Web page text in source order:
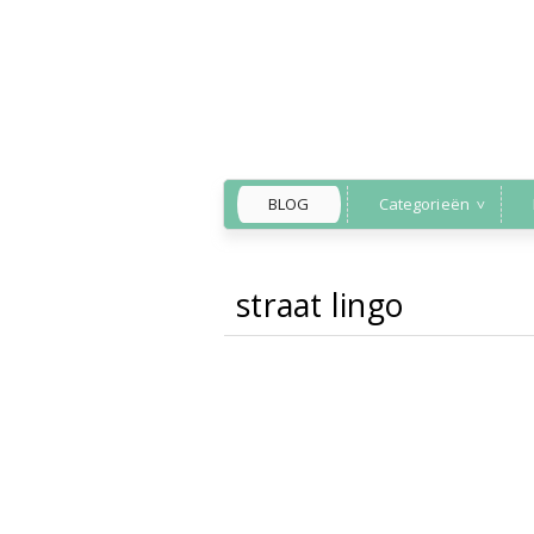
BLOG Categorieën
Back to Home
straat lingo